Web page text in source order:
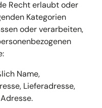
Recht erlaubt oder
Kategorien
oder verarbeiten,
Name,
Lieferadresse,